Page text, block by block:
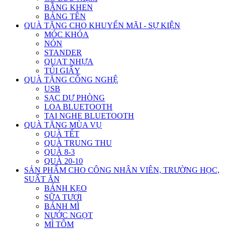
BẰNG KHEN
BẢNG TÊN
QUÀ TẶNG CHO KHUYẾN MÃI - SỰ KIỆN
MÓC KHÓA
NÓN
STANDER
QUẠT NHỰA
TÚI GIẤY
QUÀ TẶNG CÔNG NGHỆ
USB
SẠC DỰ PHÒNG
LOA BLUETOOTH
TAI NGHE BLUETOOTH
QUÀ TẶNG MÙA VỤ
QUÀ TẾT
QUÀ TRUNG THU
QUÀ 8-3
QUÀ 20-10
SẢN PHẨM CHO CÔNG NHÂN VIÊN, TRƯỜNG HỌC,
SUẤT ĂN
BÁNH KẸO
SỮA TƯƠI
BÁNH MÌ
NƯỚC NGỌT
MÌ TÔM